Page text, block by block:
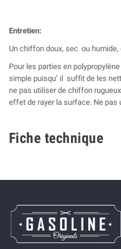
Entretien:
Un chiffon doux, sec ou
Pour les parties en
simple puisqu’ il suffit de les
ne pas utiliser de chiffon
effet de rayer la surface. Ne pas
Fiche technique